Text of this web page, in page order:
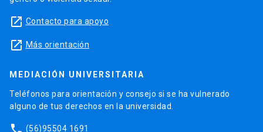
launch Contacto para apoyo
launch Más orientación
MEDIACIÓN UNIVERSITARIA
Teléfonos para orientación y consejo si se ha vulnerado
alguno de tus derechos en la universidad.
(56)95504 1691